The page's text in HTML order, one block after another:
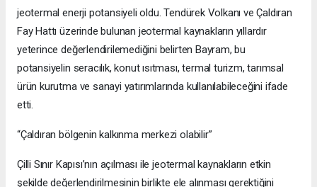
jeotermal enerji potansiyeli oldu. Tendürek Volkanı ve Çaldıran
Fay Hattı üzerinde bulunan jeotermal kaynakların yıllardır
yeterince değerlendirilemediğini belirten Bayram, bu
potansiyelin seracılık, konut ısıtması, termal turizm, tarımsal
ürün kurutma ve sanayi yatırımlarında kullanılabileceğini ifade
etti.
“Çaldıran bölgenin kalkınma merkezi olabilir”
Çilli Sınır Kapısı’nın açılması ile jeotermal kaynakların etkin
şekilde değerlendirilmesinin birlikte ele alınması gerektiğini